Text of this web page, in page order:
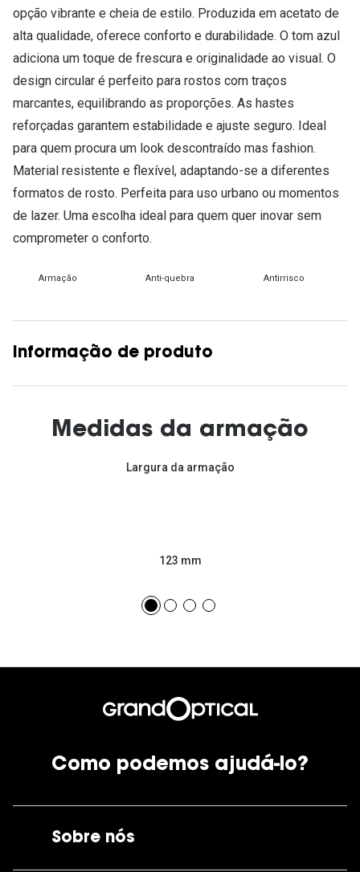
opção vibrante e cheia de estilo. Produzida em acetato de
alta qualidade, oferece conforto e durabilidade. O tom azul
adiciona um toque de frescura e originalidade ao visual. O
design circular é perfeito para rostos com traços
marcantes, equilibrando as proporções. As hastes
reforçadas garantem estabilidade e ajuste seguro. Ideal
para quem procura um look descontraído mas fashion.
Material resistente e flexível, adaptando-se a diferentes
formatos de rosto. Perfeita para uso urbano ou momentos
de lazer. Uma escolha ideal para quem quer inovar sem
comprometer o conforto.
Armação Anti-quebra Antirrisco
Informação de produto
Medidas da armação
Largura da armação
123 mm
Como podemos ajudá-lo?
Sobre nós